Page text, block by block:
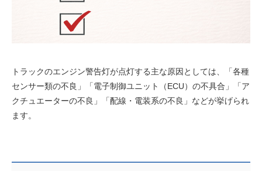
トラックのエンジン警告灯が点灯する主な原因としては、「各種
センサー類の不良」「電子制御ユニット（ECU）の不具合」「ア
クチュエーターの不良」「配線・電装系の不良」などが挙げられ
ます。